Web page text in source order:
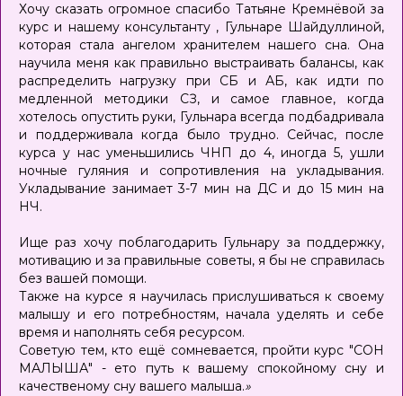
Хочу сказать огромное спасибо Татьяне Кремнёвой за
курс и нашему консультанту , Гульнаре Шайдуллиной,
которая стала ангелом хранителем нашего сна. Она
научила меня как правильно выстраивать балансы, как
распределить нагрузку при СБ и АБ, как идти по
медленной методики СЗ, и самое главное, когда
хотелось опустить руки, Гульнара всегда подбадривала
и поддерживала когда было трудно. Сейчас, после
курса у нас уменьшились ЧНП до 4, иногда 5, ушли
ночные гуляния и сопротивления на укладывания.
Укладывание занимает 3-7 мин на ДС и до 15 мин на
НЧ.
Ище раз хочу поблагодарить Гульнару за поддержку,
мотивацию и за правильные советы, я бы не справилась
без вашей помощи.
Также на курсе я научилась прислушиваться к своему
малышу и его потребностям, начала уделять и себе
время и наполнять себя ресурсом.
Советую тем, кто ещё сомневается, пройти курс "СОН
МАЛЫША" - ето путь к вашему спокойному сну и
качественому сну вашего малыша.»